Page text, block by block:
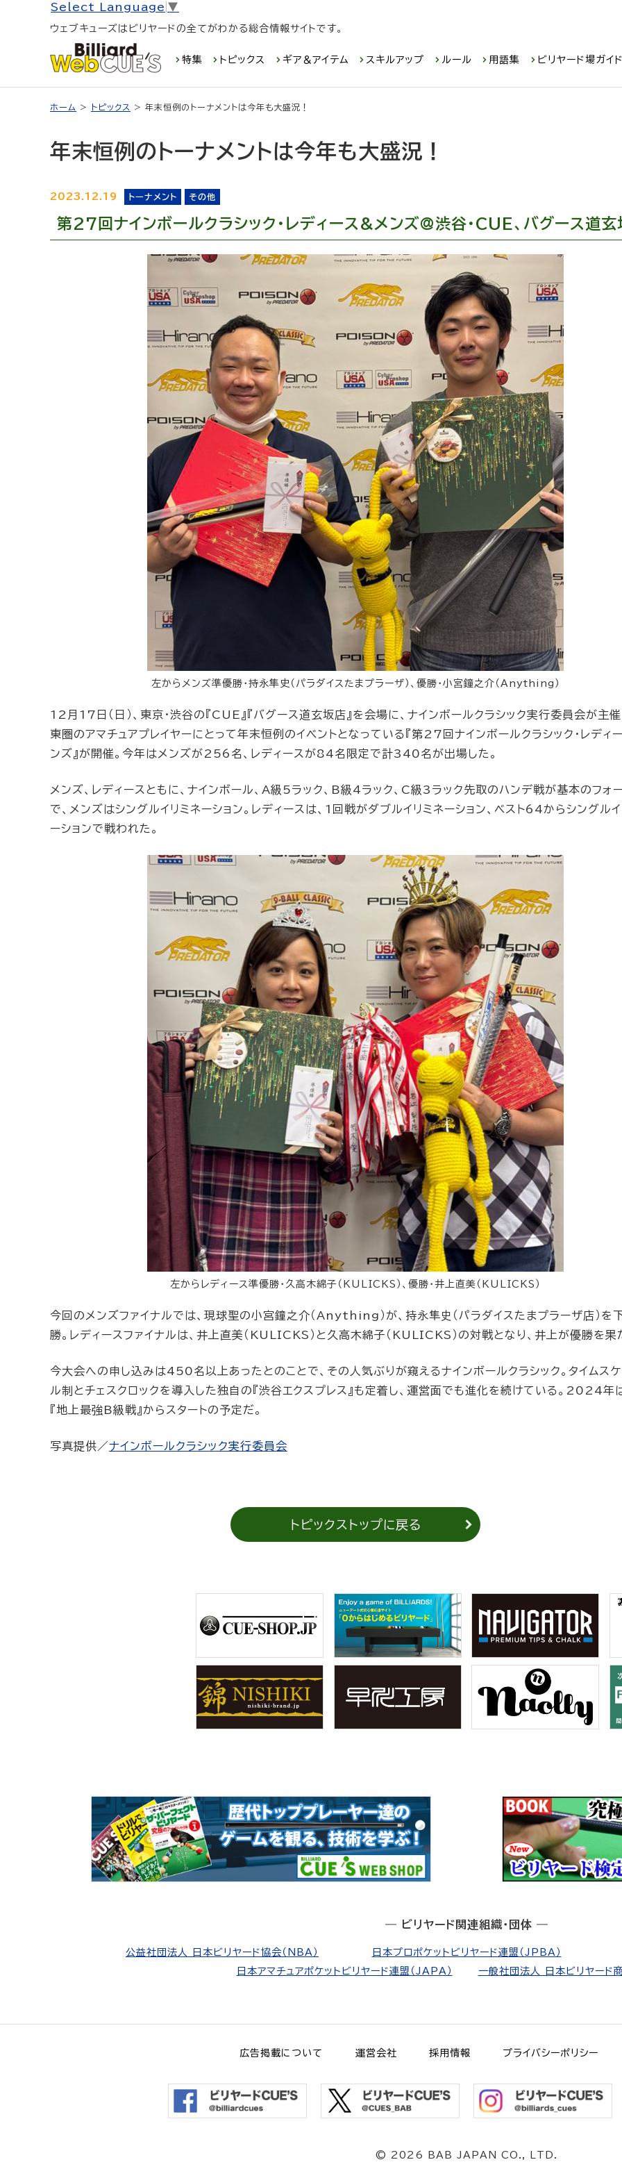
Select Language ▼
ウェブキューズはビリヤードの全てがわかる総合情報サイトです。
特集 トピックス ギア＆アイテム スキルアップ ルール 用語集 ビリヤード場ガイド
ホーム > トピックス > 年末恒例のトーナメントは今年も大盛況！
年末恒例のトーナメントは今年も大盛況！
2023.12.19 トーナメント その他
第27回ナインボールクラシック・レディース&メンズ@渋谷・CUE、バグース道玄
左からメンズ準優勝・持永隼史（パラダイスたまプラーザ）、優勝・小宮鐘之介（Anything）
12月17日（日）、東京・渋谷の『CUE』『バグース道玄坂店』を会場に、ナインボールクラシック実行委員会が主催
東圏のアマチュアプレイヤーにとって年末恒例のイベントとなっている『第27回ナインボールクラシック・レディ
ンズ』が開催。今年はメンズが256名、レディースが84名限定で計340名が出場した。
メンズ、レディースともに、ナインボール、A級5ラック、B級4ラック、C級3ラック先取のハンデ戦が基本のフォ
で、メンズはシングルイリミネーション。レディースは、1回戦がダブルイリミネーション、ベスト64からシングルイ
ーションで戦われた。
左からレディース準優勝・久高木綿子（KULICKS）、優勝・井上直美（KULICKS）
今回のメンズファイナルでは、現球聖の小宮鐘之介（Anything）が、持永隼史（パラダイスたまプラーザ店）を
勝。レディースファイナルは、井上直美（KULICKS）と久高木綿子（KULICKS）の対戦となり、井上が優勝を果
今大会への申し込みは450名以上あったとのことで、その人気ぶりが窺えるナインボールクラシック。タイムスケ
ル制とチェスクロックを導入した独自の『渋谷エクスプレス』も定着し、運営面でも進化を続けている。2024年
『地上最強B級戦』からスタートの予定だ。
写真提供／ナインボールクラシック実行委員会
トピックストップに戻る
― ビリヤード関連組織・団体 ―
公益社団法人 日本ビリヤード協会（NBA） 日本プロポケットビリヤード連盟（JPBA）
日本アマチュアポケットビリヤード連盟（JAPA）
一般社団法人 日本ビリヤード
広告掲載について 運営会社 採用情報 プライバシーポリシー
© 2026 BAB JAPAN CO., LTD.